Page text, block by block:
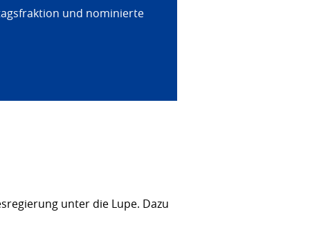
und nominierte
unter die Lupe. Dazu